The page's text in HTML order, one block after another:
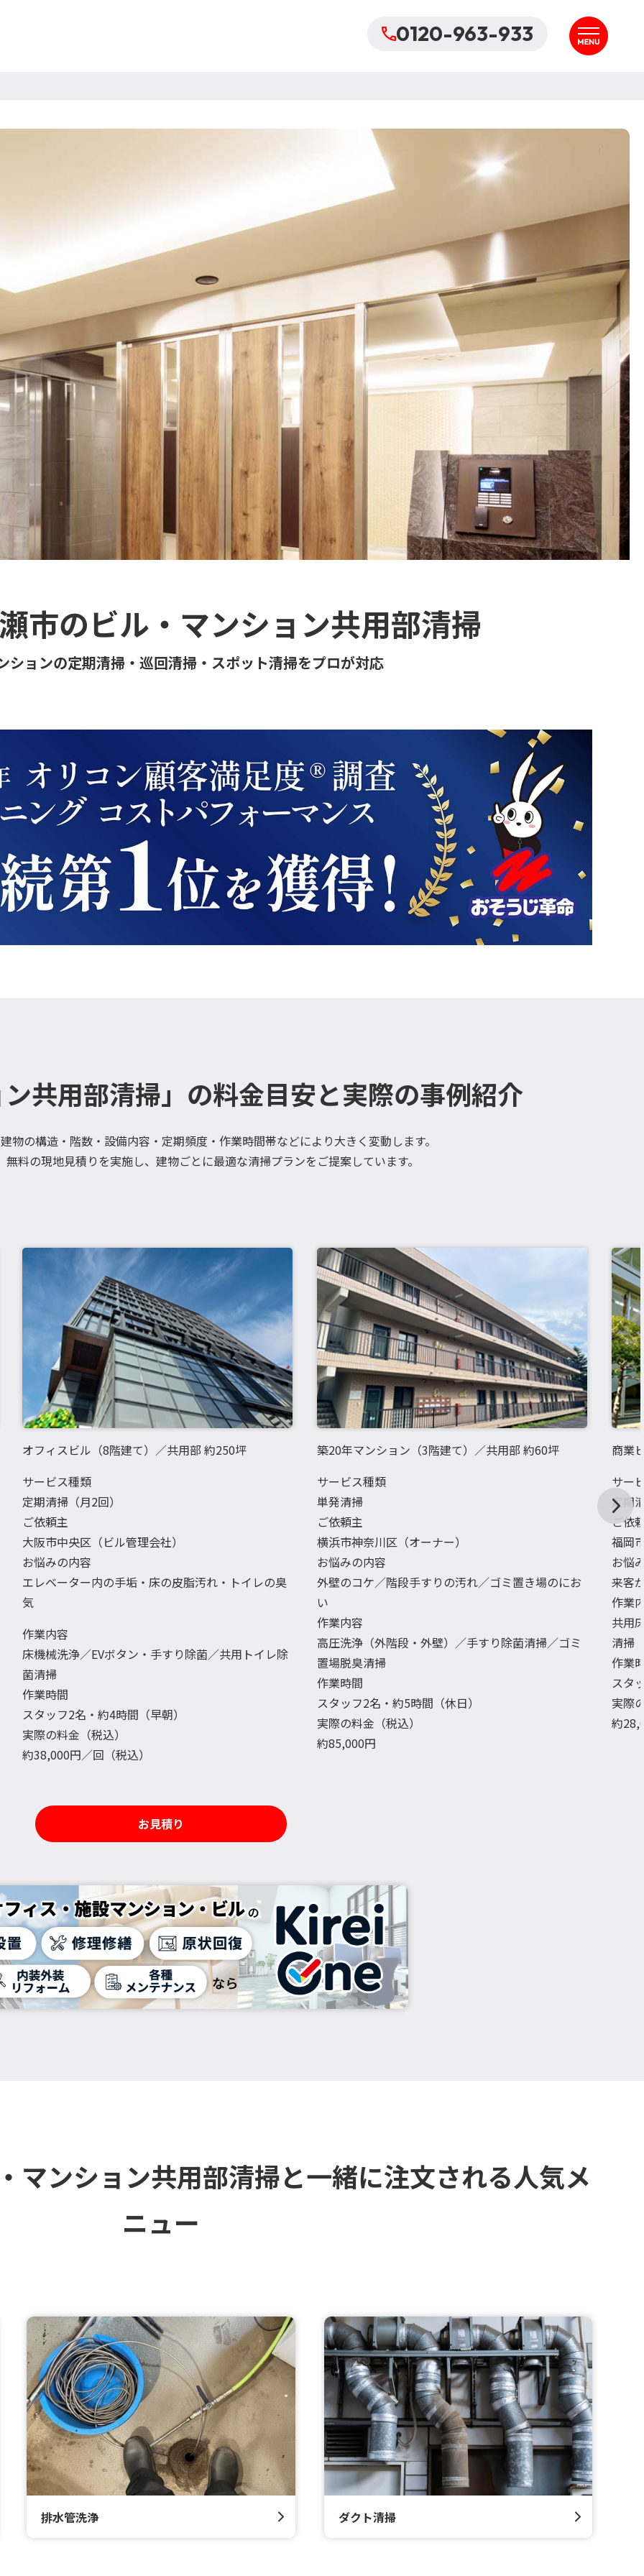
0120-963-933
市のビル・マンション共用部清掃
ションの定期清掃・巡回清掃・スポット清掃をプロが対応
共用部清掃」の料金目安と実際の事例紹介
物の構造・階数・設備内容・定期頻度・作業時間帯などにより大きく変動します。
料の現地見積りを実施し、建物ごとに最適な清掃プランをご提案しています。
オフィスビル（8階建て）／共用部 約250坪
サービス種類
定期清掃（月2回）
ご依頼主
大阪市中央区（ビル管理会社）
お悩みの内容
エレベーター内の手垢・床の皮脂汚れ・トイレの臭
気
作業内容
床機械洗浄／EVボタン・手すり除菌／共用トイレ除
菌清掃
作業時間
スタッフ2名・約4時間（早朝）
実際の料金（税込）
約38,000円／回（税込）
築20年マンション（3階建て）／共用部 約60坪
サービス種類
単発清掃
ご依頼主
横浜市神奈川区（オーナー）
お悩みの内容
外壁のコケ／階段手すりの汚れ／ゴミ置き場のにお
い
作業内容
高圧洗浄（外階段・外壁）／手すり除菌清掃／ゴミ
置場脱臭清掃
作業時間
スタッフ2名・約5時間（休日）
実際の料金（税込）
約85,000円
商業
サー
定期
ご依
福岡
お悩
来客
作業
共用
清掃
作業
スタ
実際
約
お見積り
マンション共用部清掃と一緒に注文される人気メ
ニュー
排水管洗浄 ダクト清掃